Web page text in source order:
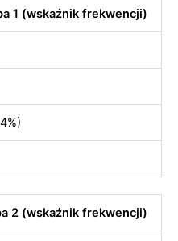
1 (wskaźnik frekwencji)
2 (wskaźnik frekwencji)